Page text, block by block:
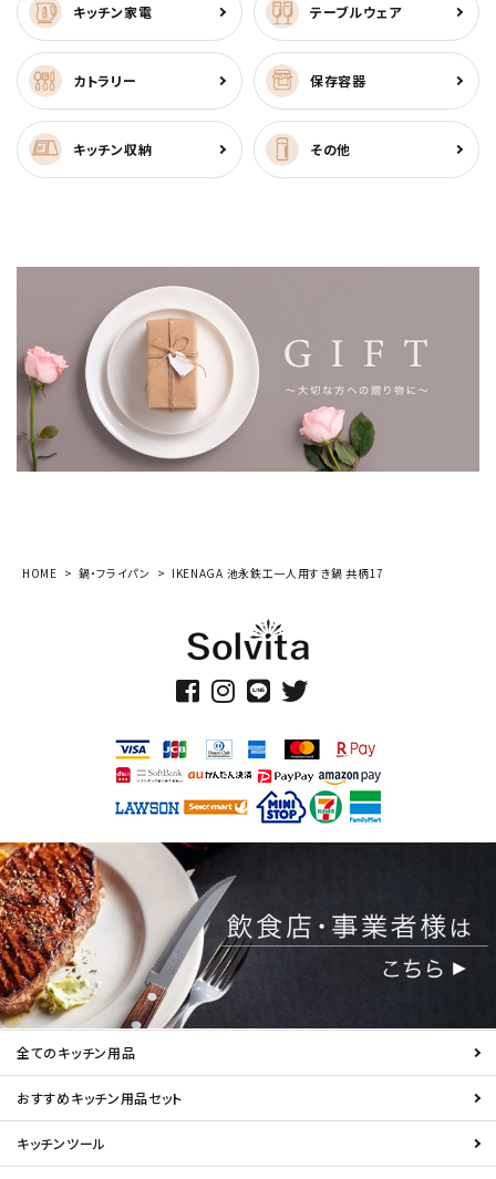
キッチン家電 テーブルウェア
カトラリー 保存容器
キッチン収納 その他
HOME 鍋・フライパン IKENAGA 池永鉄工一人用すき鍋 共柄17
全てのキッチン用品
おすすめキッチン用品セット
キッチンツール